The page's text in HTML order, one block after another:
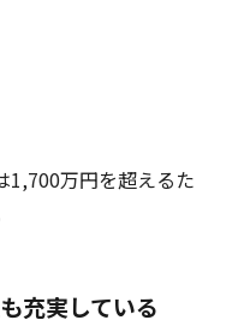
1,700万円を超えるた
充実している